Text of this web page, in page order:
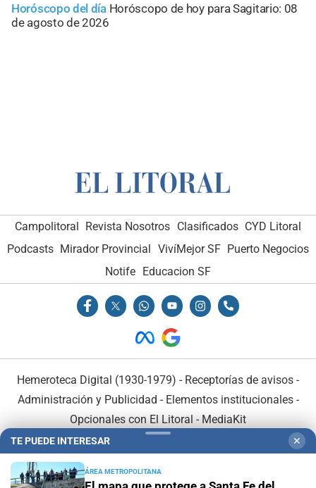
Horóscopo del día Horóscopo de hoy para Sagitario: 08
de agosto de 2026
Campolitoral Revista Nosotros Clasificados CYD Litoral
Podcasts Mirador Provincial VivíMejor SF Puerto Negocios
Notife
Educacion SF
Hemeroteca Digital (1930-1979) - Receptorías de avisos -
Administración y Publicidad - Elementos institucionales-
Opcionales con El Litoral - MediaKit
TE PUEDE INTERESAR ✕
ÁREA METROPOLITANA